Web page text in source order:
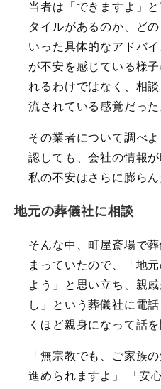
当者は「できますよ」
タイルがあるのか、ど
いった具体的なアドバ
が不安を感じている様
れるわけではなく、相
流されている感覚だった
その業者について調べ
認しても、会社の情報
私の不安はさらに膨らん
地元の葬儀社に相談
そんな中、町屋斎場で
まっていたので、「地
よう」と思い立ち、親
し」という葬儀社に電
くほど親身になって話を
「無宗教でも、ご家族
進められますよ」 「安